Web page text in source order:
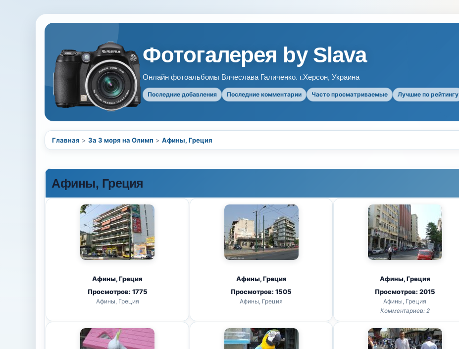
Фотогалерея by Slava
Онлайн фотоальбомы Вячеслава Галиченко. г.Херсон, Украина
Последние добавления Последние комментарии Часто просматриваемые Лучшие по рейтингу
Главная > За 3 моря на Олимп > Афины, Греция
Афины, Греция
Афины, Греция
Просмотров: 1775
Афины, Греция
Афины, Греция
Просмотров: 1505
Афины, Греция
Афины, Греция
Просмотров: 2015
Афины, Греция
Комментариев: 2